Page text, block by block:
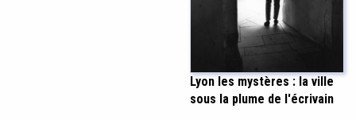
Lyon les mystères : la ville
sous la plume de l'écrivain